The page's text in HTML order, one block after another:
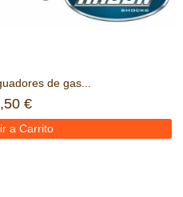
de gas...
€
a Carrito